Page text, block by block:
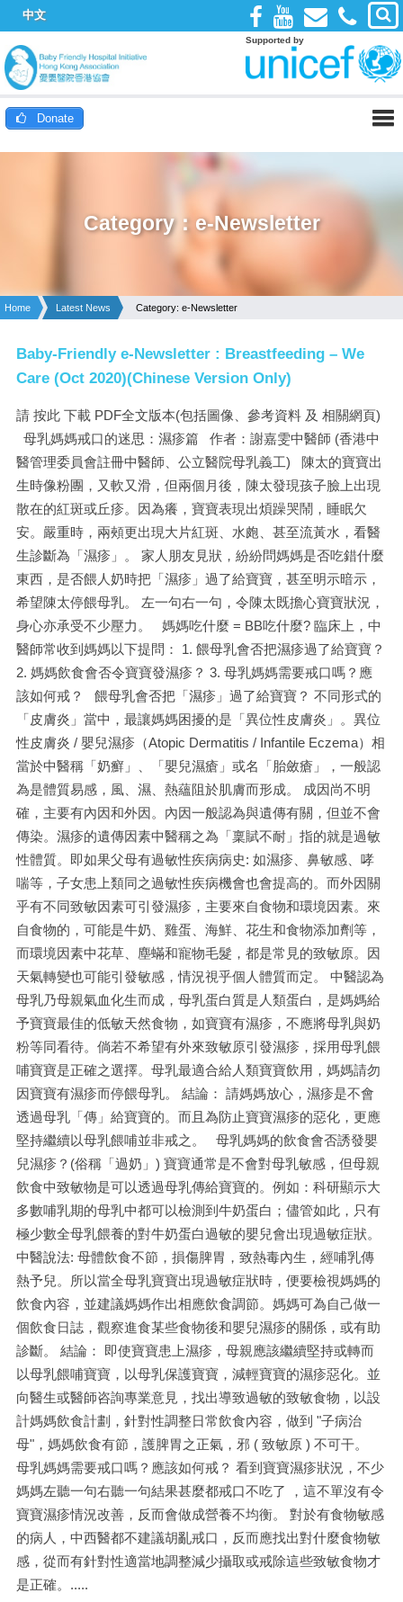
中文
Supported by
Donate
Category：e-Newsletter
Home Latest News Category: e-Newsletter
Baby-Friendly e-Newsletter : Breastfeeding – We
Care (Oct 2020)(Chinese Version Only)
請 按此 下載 PDF全文版本(包括圖像、參考資料 及 相關網頁)
母乳媽媽戒口的迷思：濕疹篇 作者：謝嘉雯中醫師 (香港中
醫管理委員會註冊中醫師、公立醫院母乳義工) 陳太的寶寶出
生時像粉團，又軟又滑，但兩個月後，陳太發現孩子臉上出現
散在的紅斑或丘疹。因為癢，寶寶表現出煩躁哭鬧，睡眠欠
安。嚴重時，兩頰更出現大片紅斑、水皰、甚至流黃水，看醫
生診斷為「濕疹」。 家人朋友見狀，紛紛問媽媽是否吃錯什麼
東西，是否餵人奶時把「濕疹」過了給寶寶，甚至明示暗示，
希望陳太停餵母乳。 左一句右一句，令陳太既擔心寶寶狀況，
身心亦承受不少壓力。 媽媽吃什麼 = BB吃什麼? 臨床上，中
醫師常收到媽媽以下提問： 1. 餵母乳會否把濕疹過了給寶寶？
2. 媽媽飲食會否令寶寶發濕疹？ 3. 母乳媽媽需要戒口嗎？應
該如何戒？ 餵母乳會否把「濕疹」過了給寶寶？ 不同形式的
「皮膚炎」當中，最讓媽媽困擾的是「異位性皮膚炎」。異位
性皮膚炎 / 嬰兒濕疹（Atopic Dermatitis / Infantile Eczema）相
當於中醫稱「奶癬」、「嬰兒濕瘡」或名「胎斂瘡」，一般認
為是體質易感，風、濕、熱蘊阻於肌膚而形成。 成因尚不明
確，主要有內因和外因。內因一般認為與遺傳有關，但並不會
傳染。濕疹的遺傳因素中醫稱之為「稟賦不耐」指的就是過敏
性體質。即如果父母有過敏性疾病病史: 如濕疹、鼻敏感、哮
喘等，子女患上類同之過敏性疾病機會也會提高的。而外因關
乎有不同致敏因素可引發濕疹，主要來自食物和環境因素。來
自食物的，可能是牛奶、雞蛋、海鮮、花生和食物添加劑等，
而環境因素中花草、塵蟎和寵物毛髮，都是常見的致敏原。因
天氣轉變也可能引發敏感，情況視乎個人體質而定。 中醫認為
母乳乃母親氣血化生而成，母乳蛋白質是人類蛋白，是媽媽給
予寶寶最佳的低敏天然食物，如寶寶有濕疹，不應將母乳與奶
粉等同看待。倘若不希望有外來致敏原引發濕疹，採用母乳餵
哺寶寶是正確之選擇。母乳最適合給人類寶寶飲用，媽媽請勿
因寶寶有濕疹而停餵母乳。 結論： 請媽媽放心，濕疹是不會
透過母乳「傳」給寶寶的。而且為防止寶寶濕疹的惡化，更應
堅持繼續以母乳餵哺並非戒之。 母乳媽媽的飲食會否誘發嬰
兒濕疹？(俗稱「過奶」) 寶寶通常是不會對母乳敏感，但母親
飲食中致敏物是可以透過母乳傳給寶寶的。例如：科研顯示大
多數哺乳期的母乳中都可以檢測到牛奶蛋白；儘管如此，只有
極少數全母乳餵養的對牛奶蛋白過敏的嬰兒會出現過敏症狀。
中醫說法: 母體飲食不節，損傷脾胃，致熱毒內生，經哺乳傳
熱予兒。所以當全母乳寶寶出現過敏症狀時，便要檢視媽媽的
飲食內容，並建議媽媽作出相應飲食調節。媽媽可為自己做一
個飲食日誌，觀察進食某些食物後和嬰兒濕疹的關係，或有助
診斷。 結論： 即使寶寶患上濕疹，母親應該繼續堅持或轉而
以母乳餵哺寶寶，以母乳保護寶寶，減輕寶寶的濕疹惡化。並
向醫生或醫師咨詢專業意見，找出導致過敏的致敏食物，以設
計媽媽飲食計劃，針對性調整日常飲食內容，做到 "子病治
母"，媽媽飲食有節，護脾胃之正氣，邪 ( 致敏原 ) 不可干。
母乳媽媽需要戒口嗎？應該如何戒？ 看到寶寶濕疹狀況，不少
媽媽左聽一句右聽一句結果甚麼都戒口不吃了 ，這不單沒有令
寶寶濕疹情況改善，反而會做成營養不均衡。 對於有食物敏感
的病人，中西醫都不建議胡亂戒口，反而應找出對什麼食物敏
感，從而有針對性適當地調整減少攝取或戒除這些致敏食物才
是正確。.....